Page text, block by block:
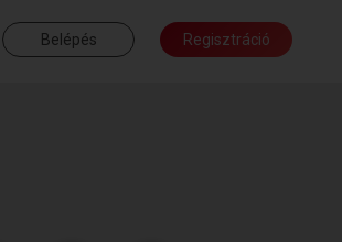
Belépés Regisztráció